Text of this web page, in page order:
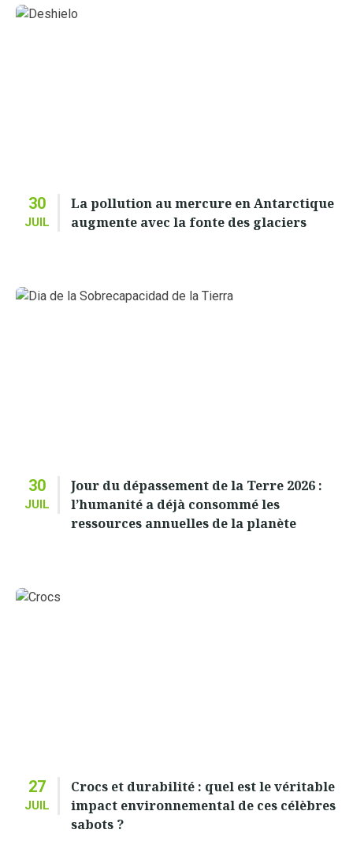
30
JUIL
La pollution au mercure en Antarctique
augmente avec la fonte des glaciers
30
JUIL
Jour du dépassement de la Terre 2026 :
l’humanité a déjà consommé les
ressources annuelles de la planète
27
JUIL
Crocs et durabilité : quel est le véritable
impact environnemental de ces célèbres
sabots ?